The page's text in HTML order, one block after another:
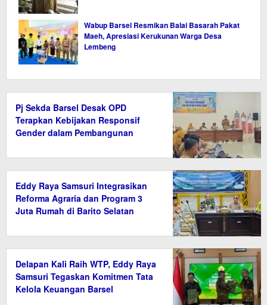
Wabup Barsel Resmikan Balai Basarah Pakat
Maeh, Apresiasi Kerukunan Warga Desa
Lembeng
Pj Sekda Barsel Desak OPD
Terapkan Kebijakan Responsif
Gender dalam Pembangunan
Eddy Raya Samsuri Integrasikan
Reforma Agraria dan Program 3
Juta Rumah di Barito Selatan
Delapan Kali Raih WTP, Eddy Raya
Samsuri Tegaskan Komitmen Tata
Kelola Keuangan Barsel